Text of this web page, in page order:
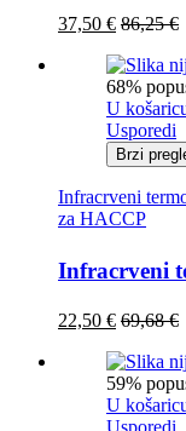
37,50 € 86,25€
68%
U
Usporedi
Brzi
Infracrveni
za HACCP
Infracrveni
22,50 € 69,68€
59%
U